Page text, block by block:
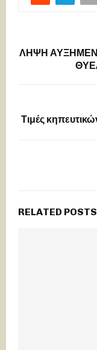
ΛΗΨΗ
Τιμές
RELATED POSTS